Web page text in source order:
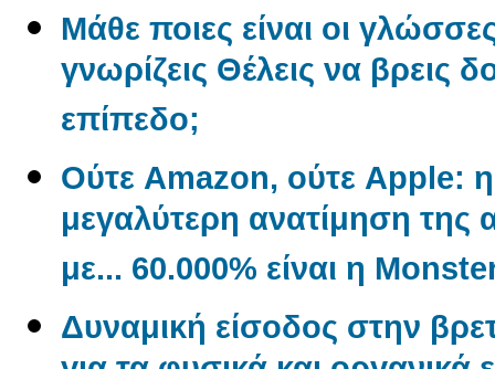
Μάθε ποιες είναι οι
γνωρίζεις Θέλεις να βρεις
επίπεδο;
Ούτε Amazon, ούτε Apple: η
μεγαλύτερη ανατίμηση της
με... 60.000% είναι η
Δυναμική είσοδος στην